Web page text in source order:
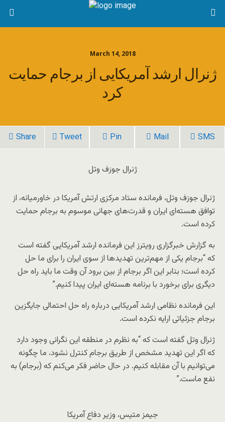
March 14, 2018
ژنرال ارشد آمریکایی از برجام حمایت
کرد
Share Tweet Pin Mail SMS
ژنرال جوزف وتل
ژنرال جوزف وتل، فرمانده ستاد مرکزی ارتش آمریکا در خاورمیانه، از
توافق هسته‌ای ایران و قدرت‌های جهانی موسوم به برجام حمایت
کرده است.
به گزارش خبرگزاری رویترز این فرمانده ارشد آمریکایی گفته است
که “برجام یکی از مهم‌ترین تهدیدها از سوی ایران را برای ما حل
کرده است؛ بنابر این اگر برجام از بین برود آن وقت ما باید راه حل
دیگری برای برخورد با برنامه هسته‌ای ایران پیدا کنیم.”
این فرمانده نظامی ارشد آمریکایی درباره راه حل احتمالی جایگزین
برجام جزئیاتی ارایه نکرده است.
ژنرال وتل گفته است که “به نظرم در منطقه این نگرانی وجود دارد
که اگر این تهدید مشخص از طریق برجام کنترل نشود، ما چگونه
می‌توانیم با آن مقابله کنیم. در حال حاضر فکر می‌کنم که (برجام) به
نفع ماست.”
جیمز متیس، وزیر دفاع آمریکا